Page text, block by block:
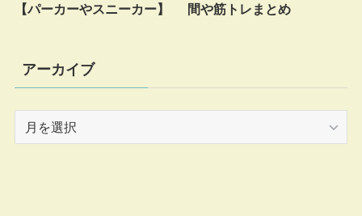
【パーカーやスニーカー】
間や筋トレまとめ
アーカイブ